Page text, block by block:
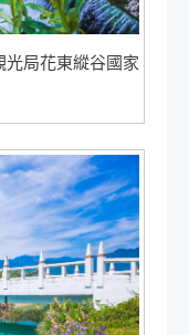
光局花東縱谷國家